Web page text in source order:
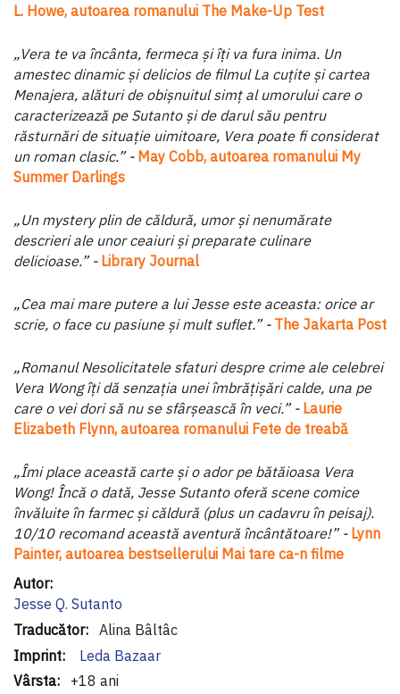
L. Howe, autoarea romanului The Make-Up Test
„Vera te va încânta, fermeca și îți va fura inima. Un
amestec dinamic și delicios de filmul La cuțite și cartea
Menajera, alături de obișnuitul simț al umorului care o
caracterizează pe Sutanto și de darul său pentru
răsturnări de situație uimitoare, Vera poate fi considerat
un roman clasic.” - May Cobb, autoarea romanului My
Summer Darlings
„Un mystery plin de căldură, umor și nenumărate
descrieri ale unor ceaiuri și preparate culinare
delicioase.” - Library Journal
„Cea mai mare putere a lui Jesse este aceasta: orice ar
scrie, o face cu pasiune și mult suflet.” - The Jakarta Post
„Romanul Nesolicitatele sfaturi despre crime ale celebrei
Vera Wong îți dă senzația unei îmbrățișări calde, una pe
care o vei dori să nu se sfârșească în veci.” - Laurie
Elizabeth Flynn, autoarea romanului Fete de treabă
„Îmi place această carte și o ador pe bătăioasa Vera
Wong! Încă o dată, Jesse Sutanto oferă scene comice
învăluite în farmec și căldură (plus un cadavru în peisaj).
10/10 recomand această aventură încântătoare!” - Lynn
Painter, autoarea bestsellerului Mai tare ca-n filme
Informaţii
suplimentare
Jesse Q. Sutanto
Alina Bâltâc
Leda Bazaar
+18 ani